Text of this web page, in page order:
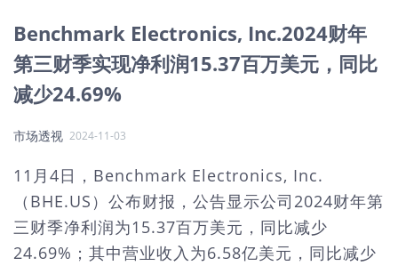
Benchmark Electronics, Inc.2024财年
第三财季实现净利润15.37百万美元，同比
减少24.69%
市场透视 2024-11-03
11月4日，Benchmark Electronics, Inc.
（BHE.US）公布财报，公告显示公司2024财年第
三财季净利润为15.37百万美元，同比减少
24.69%；其中营业收入为6.58亿美元，同比减少